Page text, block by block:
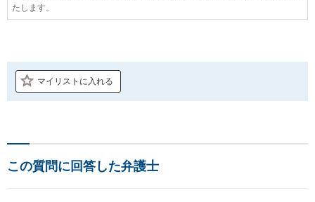
たします。
マイリストに入れる
この質問に回答した弁護士